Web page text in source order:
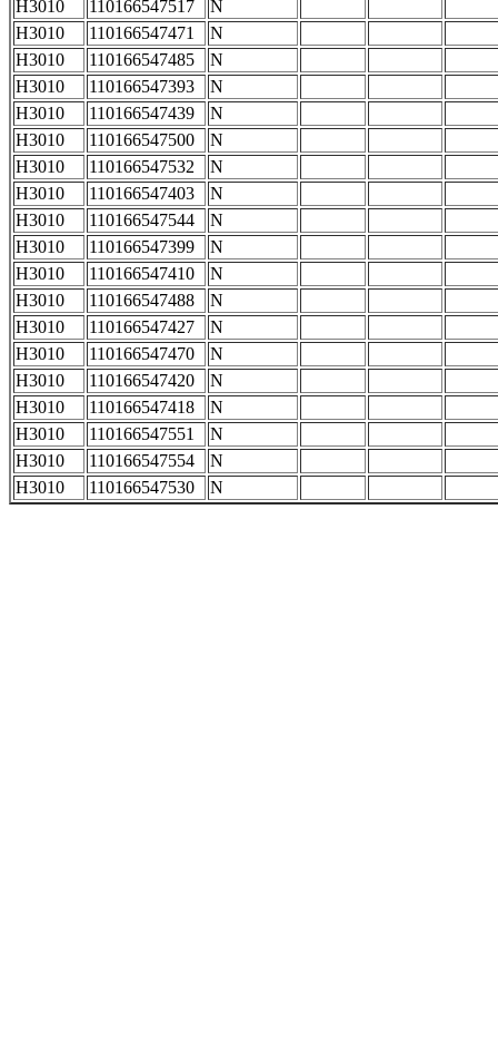
H3010
110166547517
N
H3010
110166547471
N
H3010
110166547485
N
H3010
110166547393
N
H3010
110166547439
N
H3010
110166547500
N
H3010
110166547532
N
H3010
110166547403
N
H3010
110166547544
N
H3010
110166547399
N
H3010
110166547410
N
H3010
110166547488
N
H3010
110166547427
N
H3010
110166547470
N
H3010
110166547420
N
H3010
110166547418
N
H3010
110166547551
N
H3010
110166547554
N
H3010
110166547530 N